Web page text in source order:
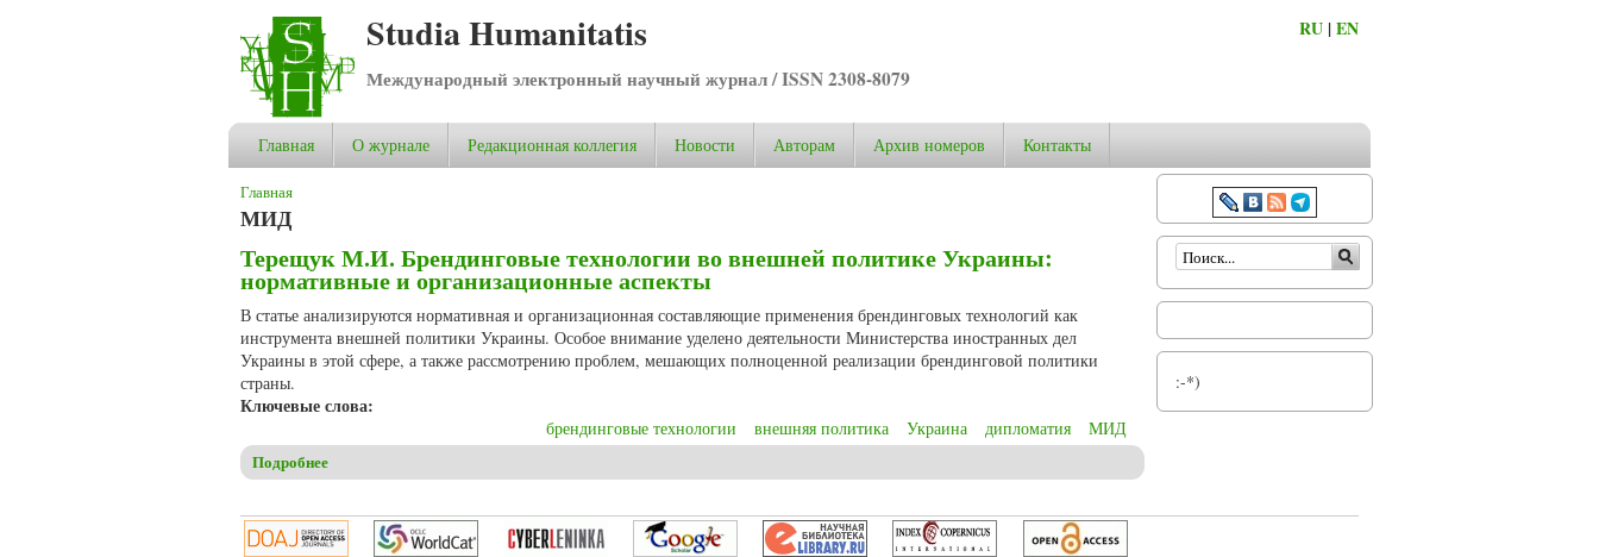
Studia Humanitatis
Международный электронный научный журнал / ISSN 2308-8079
RU |EN
Главная О журнале Редакционная коллегия Новости Авторам Архив номеров Контакты
Вы здесь
Главная
МИД
Терещук М.И. Брендинговые технологии во внешней политике Украины:
нормативные и организационные аспекты
В статье анализируются нормативная и организационная составляющие применения брендинговых технологий как
инструмента внешней политики Украины. Особое внимание уделено деятельности Министерства иностранных дел
Украины в этой сфере, а также рассмотрению проблем, мешающих полноценной реализации брендинговой политики
страны.
Ключевые слова:
брендинговые технологии внешняя политика Украина дипломатия МИД
Подробнее
Форма поиска
:-*)